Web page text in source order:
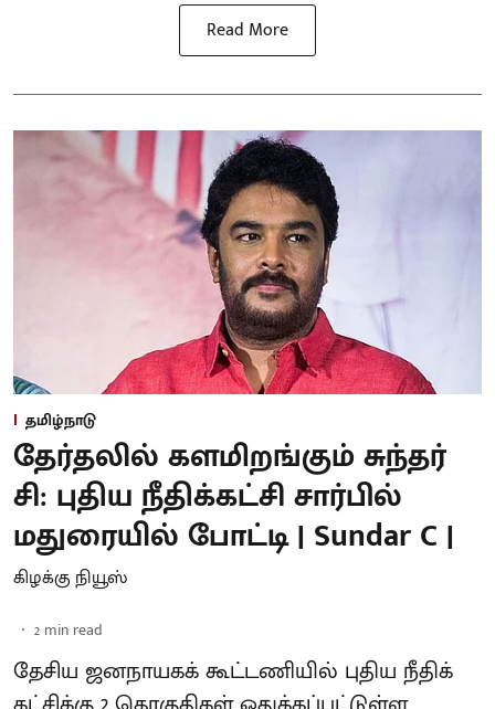
Read More
தமிழ்நாடு
தேர்தலில் களமிறங்கும் சுந்தர்
சி: புதிய நீதிக்கட்சி சார்பில்
மதுரையில் போட்டி | Sundar C |
கிழக்கு நியூஸ்
2 min read
தேசிய ஜனநாயகக் கூட்டணியில் புதிய நீதிக்